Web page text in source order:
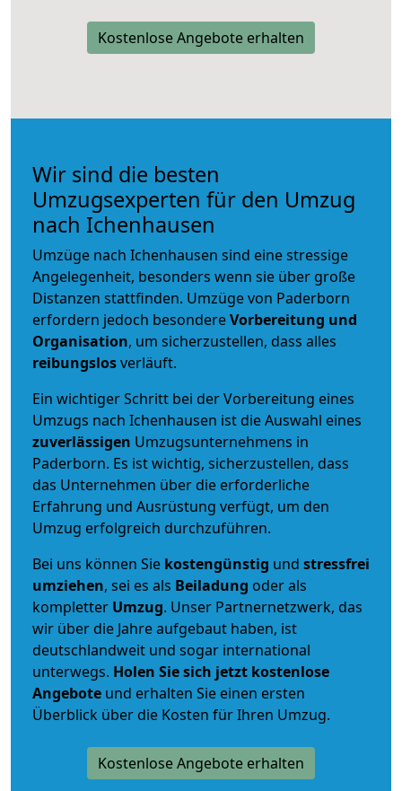
Kostenlose Angebote erhalten
Wir sind die besten
Umzugsexperten für den Umzug
nach Ichenhausen
Umzüge nach Ichenhausen sind eine stressige
Angelegenheit, besonders wenn sie über große
Distanzen stattfinden. Umzüge von Paderborn
erfordern jedoch besondereVorbereitung und
Organisation, um sicherzustellen, dass alles
reibungslosverläuft.
Ein wichtiger Schritt bei der Vorbereitung eines
Umzugs nach Ichenhausen ist die Auswahl eines
zuverlässigen Umzugsunternehmens in
Paderborn. Es ist wichtig, sicherzustellen, dass
das Unternehmen über die erforderliche
Erfahrung und Ausrüstung verfügt, um den
Umzug erfolgreich durchzuführen.
Bei uns können Sie kostengünstig und stressfrei
umziehen, sei es als Beiladung oder als
kompletter Umzug. Unser Partnernetzwerk, das
wir über die Jahre aufgebaut haben, ist
deutschlandweit und sogar international
unterwegs. Holen Sie sich jetzt kostenlose
Angebote und erhalten Sie einen ersten
Überblick über die Kosten für Ihren Umzug.
Kostenlose Angebote erhalten